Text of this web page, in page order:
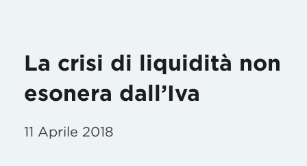
La crisi di liquidità non
esonera dall’Iva
11 Aprile 2018